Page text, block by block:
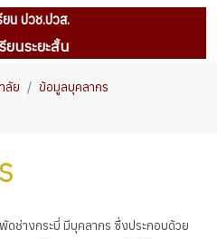
น ปวช.ปวส.
ยนระยะสั้น
ลัย
ข้อมูลบุคลากร
ดช่างกระบี่ มีบุคลากร ซึ่งประกอบด้วย